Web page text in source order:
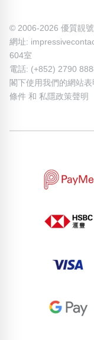
© 2006-2026 優質靚
網址:
604室
電話: (+852) 2790
閣下使用我們的網站
條件 和 私隱政策聲明